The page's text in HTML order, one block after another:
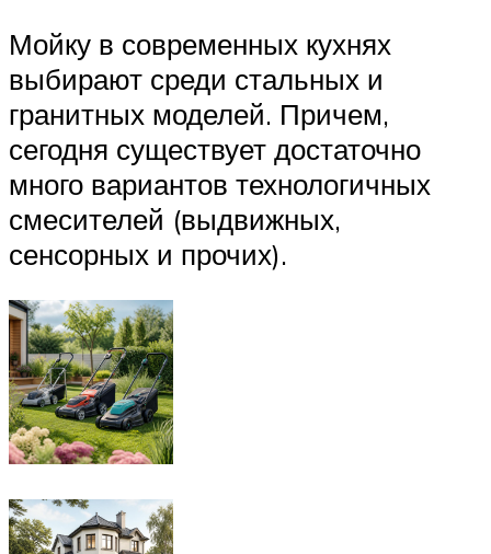
Мойку в современных кухнях
выбирают среди стальных и
гранитных моделей. Причем,
сегодня существует достаточно
много вариантов технологичных
смесителей (выдвижных,
сенсорных и прочих).